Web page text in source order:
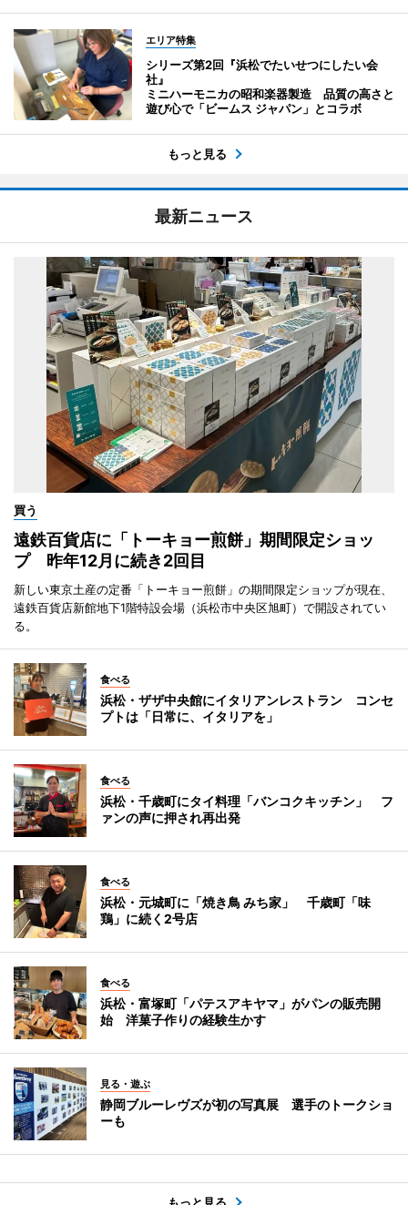
エリア特集
シリーズ第2回『浜松でたいせつにしたい会
社』
ミニハーモニカの昭和楽器製造 品質の高さと
遊び心で「ビームス ジャパン」とコラボ
もっと見る
最新ニュース
買う
遠鉄百貨店に「トーキョー煎餅」期間限定ショッ
プ 昨年12月に続き2回目
新しい東京土産の定番「トーキョー煎餅」の期間限定ショップが現在、
遠鉄百貨店新館地下1階特設会場（浜松市中央区旭町）で開設されてい
る。
食べる
浜松・ザザ中央館にイタリアンレストラン コンセ
プトは「日常に、イタリアを」
食べる
浜松・千歳町にタイ料理「バンコクキッチン」 フ
ァンの声に押され再出発
食べる
浜松・元城町に「焼き鳥 みち家」 千歳町「味
鶏」に続く2号店
食べる
浜松・富塚町「パテスアキヤマ」がパンの販売開
始 洋菓子作りの経験生かす
見る・遊ぶ
静岡ブルーレヴズが初の写真展 選手のトークショ
ーも